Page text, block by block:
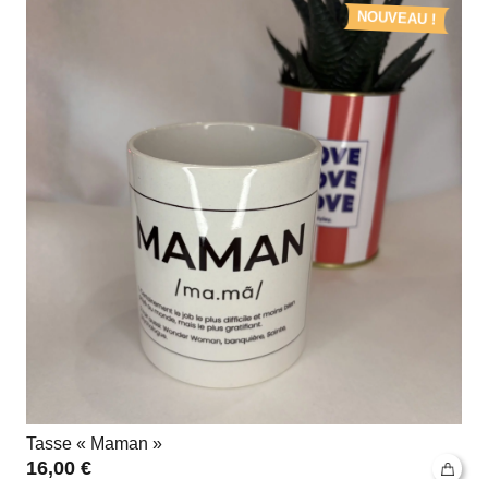
NOUVEAU !
Tasse « Maman »
16,00 €